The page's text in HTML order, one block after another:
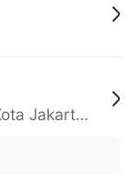
Daerah Khusus Ibukota Jakarta, Kota Jakarta Barat, Cengkareng, yy